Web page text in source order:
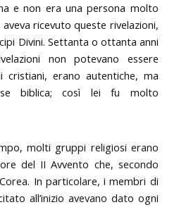
e non era una persona molto
ricevuto queste rivelazioni,
Divini. Settanta o ottanta anni
non potevano essere
cristiani, erano autentiche, ma
biblica; così lei fu molto
molti gruppi religiosi erano
del II Avvento che, secondo
In particolare, i membri di
all’inizio avevano dato ogni